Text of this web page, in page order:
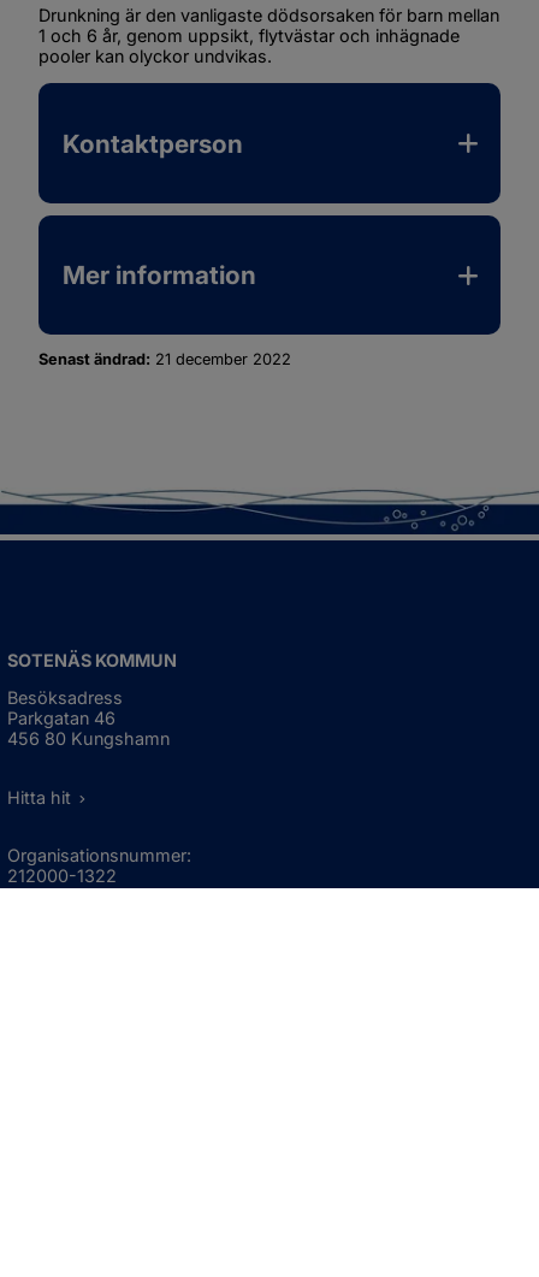
Drunkning är den vanligaste dödsorsaken för barn mellan
1 och 6 år, genom uppsikt, flytvästar och inhägnade
pooler kan olyckor undvikas.
Kontaktperson
Mer information
Senast ändrad: 21 december 2022
SOTENÄS KOMMUN
Besöksadress
Parkgatan 46
456 80 Kungshamn
Hitta hit
Organisationsnummer:
212000-1322